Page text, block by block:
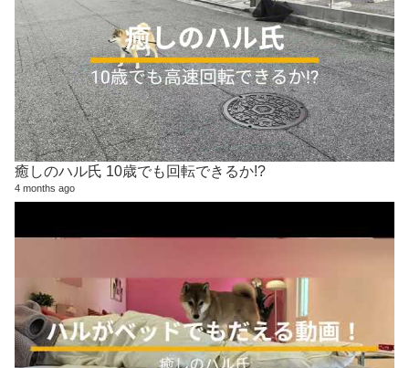
癒しのハル氏 10歳でも回転できるか!?
4 months ago